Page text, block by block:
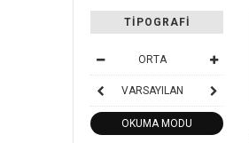
TIPOGRAFI
ORTA
VARSAYILAN
OKUMA MODU